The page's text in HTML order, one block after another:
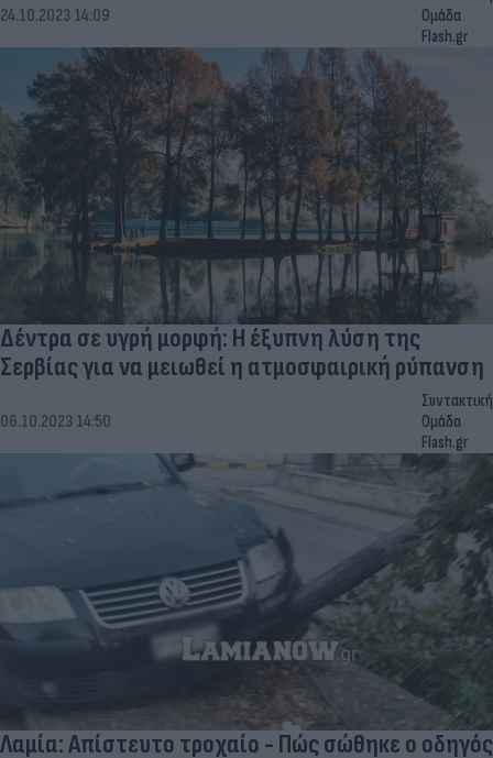
24.10.2023 14:09
Ομάδα
Flash.gr
Δέντρα σε υγρή μορφή: Η έξυπνη λύση της
Σερβίας για να μειωθεί η ατμοσφαιρική ρύπανση
06.10.2023 14:50
Συντακτική
Ομάδα
Flash.gr
Λαμία: Απίστευτο τροχαίο - Πώς σώθηκε ο οδηγός